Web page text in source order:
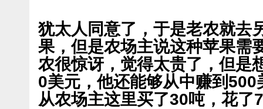
犹太人同意了，于是老农就去
果，但是农场主说这种苹果需
农很惊讶，觉得太贵了，但是
0美元，他还能够从中赚到
从农场主这里买了30吨，花了